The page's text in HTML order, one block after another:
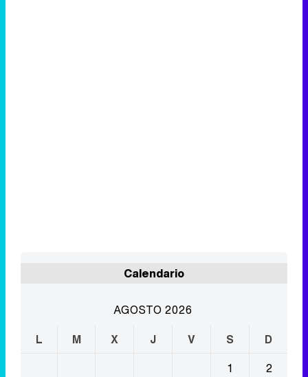
Calendario
AGOSTO 2026
L
M X J V S
D
1
2